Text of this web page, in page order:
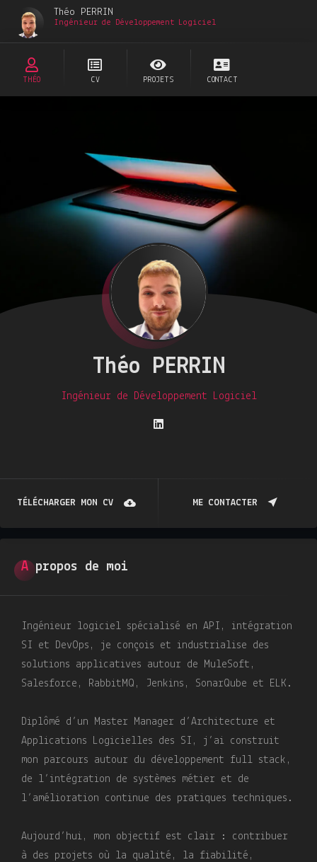
Théo PERRIN
Ingénieur de Développement Logiciel
THÉO CV PROJETS CONTACT
Théo PERRIN
Ingénieur de Développement Logiciel
TÉLÉCHARGER MON CV ME CONTACTER
A propos de moi
Ingénieur logiciel spécialisé en API, intégration
SI et DevOps, je conçois et industrialise des
solutions applicatives autour de MuleSoft,
Salesforce, RabbitMQ, Jenkins, SonarQube et ELK.
Diplômé d’un Master Manager d’Architecture et
Applications Logicielles des SI, j’ai construit
mon parcours autour du développement full stack,
de l’intégration de systèmes métier et de
l’amélioration continue des pratiques techniques.
Aujourd’hui, mon objectif est clair : contribuer
à des projets où la qualité, la fiabilité,